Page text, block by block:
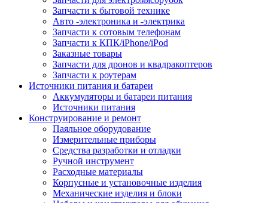
Запчасти к бытовой технике
Авто -электроника и -электрика
Запчасти к сотовым телефонам
Запчасти к КПК/iPhone/iPod
Заказные товары
Запчасти для дронов и квадракоптеров
Запчасти к роутерам
Источники питания и батареи
Аккумуляторы и батареи питания
Источники питания
Конструирование и ремонт
Паяльное оборудование
Измерительные приборы
Средства разработки и отладки
Ручной инструмент
Расходные материалы
Корпусные и установочные изделия
Механические изделия и блоки